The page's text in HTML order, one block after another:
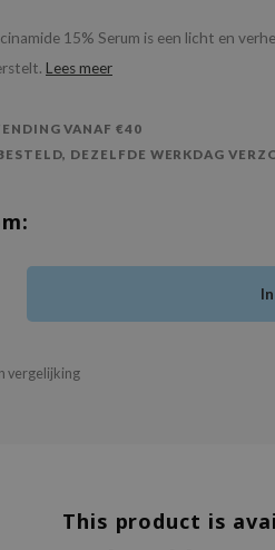
15% Serum is een licht en
Lees meer
VANAF €40
DEZELFDE WERKDAG
vergelijking
This product is